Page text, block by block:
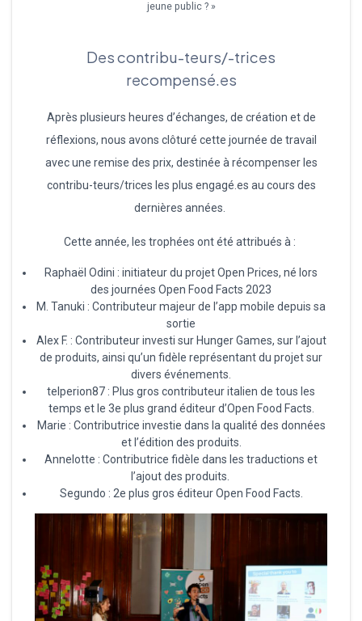
jeune public ? »
Des contribu-teurs/-trices
recompensé.es
Après plusieurs heures d’échanges, de création et de
réflexions, nous avons clôturé cette journée de travail
avec une remise des prix, destinée à récompenser les
contribu-teurs/trices les plus engagé.es au cours des
dernières années.
Cette année, les trophées ont été attribués à :
Raphaël Odini : initiateur du projet Open Prices, né lors
des journées Open Food Facts 2023
M. Tanuki : Contributeur majeur de l’app mobile depuis sa
sortie
Alex F. : Contributeur investi sur Hunger Games, sur l’ajout
de produits, ainsi qu’un fidèle représentant du projet sur
divers événements.
telperion87 : Plus gros contributeur italien de tous les
temps et le 3e plus grand éditeur d’Open Food Facts.
Marie : Contributrice investie dans la qualité des données
et l’édition des produits.
Annelotte : Contributrice fidèle dans les traductions et
l’ajout des produits.
Segundo : 2e plus gros éditeur Open Food Facts.